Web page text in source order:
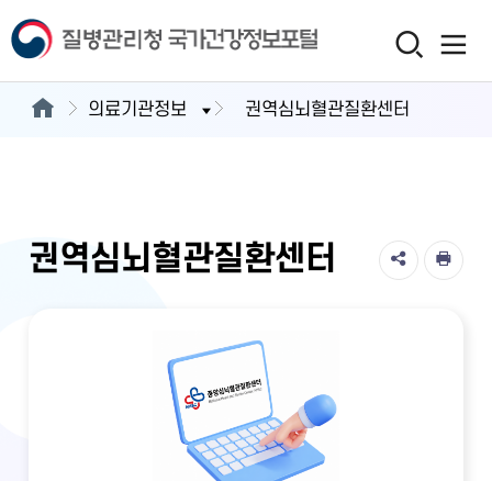
의료기관정보 권역심뇌혈관질환센터
권역심뇌혈관질환센터